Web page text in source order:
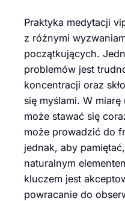
Praktyka medytacji
z różnymi
początkujących.
problemów jest
koncentracji oraz
się myślami. W miarę
może stawać się
może prowadzić do
jednak, aby
naturalnym
kluczem jest
powracanie do